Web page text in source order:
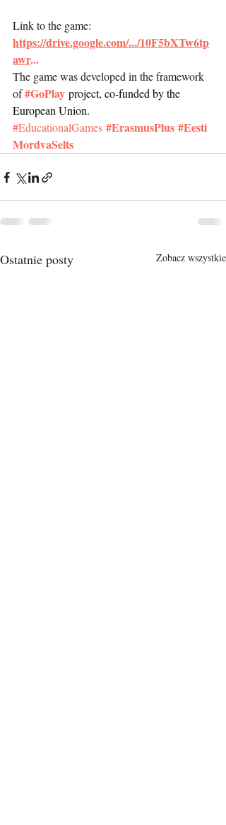
Link to the game:
https://drive.google.com/.../10F5bXTw6tp
awr...
The game was developed in the framework
of #GoPlay project, co-funded by the
European Union.
#EducationalGames #ErasmusPlus #Eesti
MordvaSelts
Ostatnie posty Zobacz wszystkie